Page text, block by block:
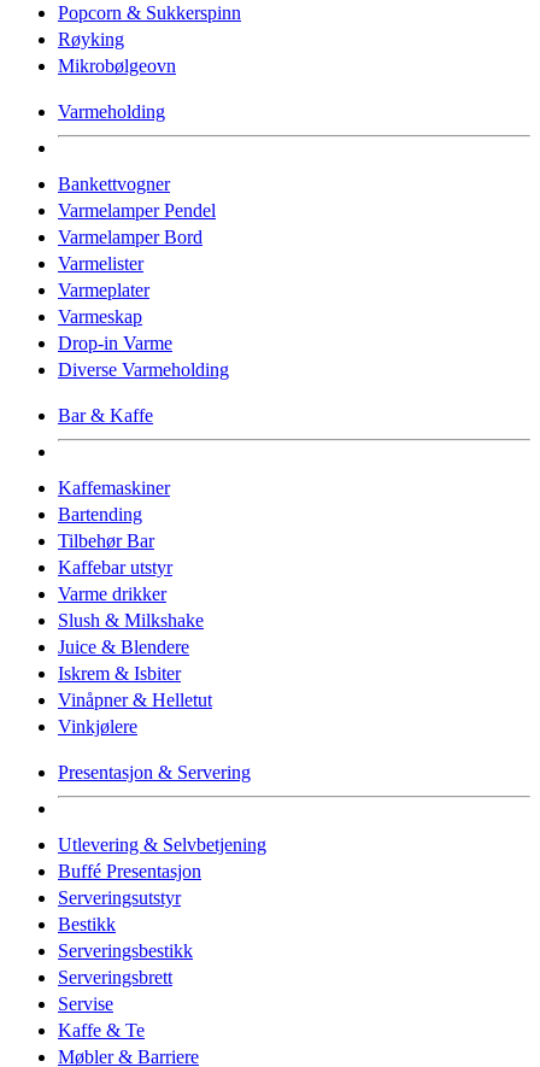
Popcorn & Sukkerspinn
Røyking
Mikrobølgeovn
Varmeholding
Bankettvogner
Varmelamper Pendel
Varmelamper Bord
Varmelister
Varmeplater
Varmeskap
Drop-in Varme
Diverse Varmeholding
Bar & Kaffe
Kaffemaskiner
Bartending
Tilbehør Bar
Kaffebar utstyr
Varme drikker
Slush & Milkshake
Juice & Blendere
Iskrem & Isbiter
Vinåpner & Helletut
Vinkjølere
Presentasjon & Servering
Utlevering & Selvbetjening
Buffé Presentasjon
Serveringsutstyr
Bestikk
Serveringsbestikk
Serveringsbrett
Servise
Kaffe & Te
Møbler & Barriere